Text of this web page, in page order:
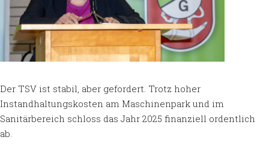
Der TSV ist stabil, aber gefordert. Trotz hoher
Instandhaltungskosten am Maschinenpark und im
Sanitärbereich schloss das Jahr 2025 finanziell ordentlich
ab.